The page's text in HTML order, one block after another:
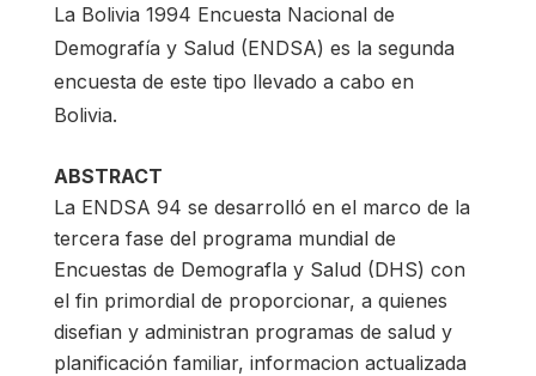
La Bolivia 1994 Encuesta Nacional de
Demografía y Salud (ENDSA) es la segunda
encuesta de este tipo llevado a cabo en
Bolivia.
ABSTRACT
La ENDSA 94 se desarrolló en el marco de la
tercera fase del programa mundial de
Encuestas de Demografla y Salud (DHS) con
el fin primordial de proporcionar, a quienes
disefian y administran programas de salud y
planificación familiar, informacion actualizada